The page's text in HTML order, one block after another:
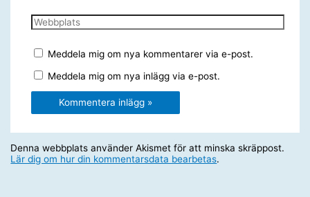
Webbplats
Meddela mig om nya kommentarer via e-post.
Meddela mig om nya inlägg via e-post.
Denna webbplats använder Akismet för att minska skräppost.
Lär dig om hur din kommentarsdata bearbetas.